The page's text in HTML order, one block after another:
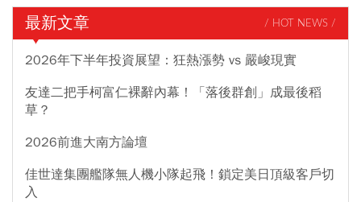
最新文章 / HOT NEWS /
2026年下半年投資展望：狂熱漲勢 vs 嚴峻現實
友達二把手柯富仁裸辭內幕！「落後群創」成最後稻
草？
2026前進大南方論壇
佳世達集團艦隊無人機小隊起飛！鎖定美日頂級客戶切
入